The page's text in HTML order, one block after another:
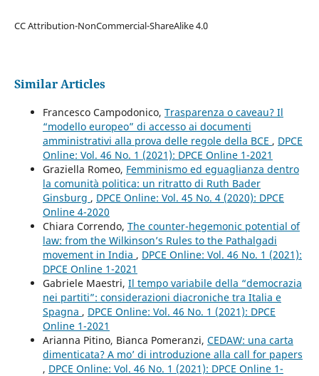
CC Attribution-NonCommercial-ShareAlike 4.0
Similar Articles
Francesco Campodonico, Trasparenza o caveau? Il
“modello europeo” di accesso ai documenti
amministrativi alla prova delle regole della BCE , DPCE
Online: Vol. 46 No. 1 (2021): DPCE Online 1-2021
Graziella Romeo, Femminismo ed eguaglianza dentro
la comunità politica: un ritratto di Ruth Bader
Ginsburg , DPCE Online: Vol. 45 No. 4 (2020): DPCE
Online 4-2020
Chiara Correndo, The counter-hegemonic potential of
law: from the Wilkinson’s Rules to the Pathalgadi
movement in India , DPCE Online: Vol. 46 No. 1 (2021):
DPCE Online 1-2021
Gabriele Maestri, Il tempo variabile della “democrazia
nei partiti”: considerazioni diacroniche tra Italia e
Spagna , DPCE Online: Vol. 46 No. 1 (2021): DPCE
Online 1-2021
Arianna Pitino, Bianca Pomeranzi, CEDAW: una carta
dimenticata? A mo’ di introduzione alla call for papers
, DPCE Online: Vol. 46 No. 1 (2021): DPCE Online 1-